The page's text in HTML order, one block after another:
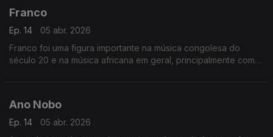
Franco
Ep. 14
05 abr. 2026
Franco foi uma figura importante na música congolesa do
século 20 e na música africana em geral, principalmente como
Ano Nobo
Ep. 14
05 abr. 2026